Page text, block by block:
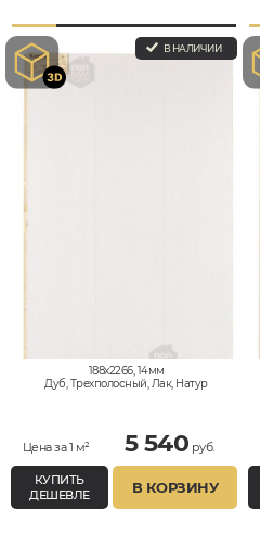
В НАЛИЧИИ
188x2266, 14мм
Дуб, Трехполосный, Лак, Натур
Цена за 1 м² 5 540 руб.
КУПИТЬ
ДЕШЕВЛЕ
В КОРЗИНУ